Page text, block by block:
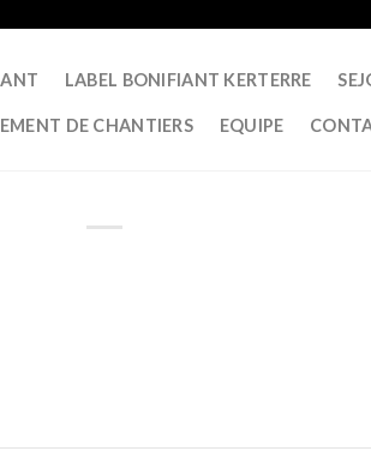
LABEL BONIFIANT KERTERRE
DE CHANTIERS EQUIPE